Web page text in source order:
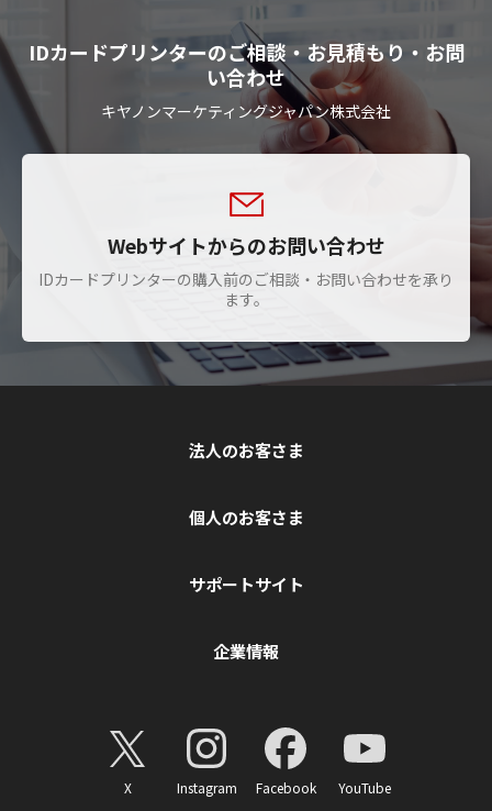
IDカードプリンターのご相談・お見積もり・お問
い合わせ
キヤノンマーケティングジャパン株式会社
Webサイトからのお問い合わせ
IDカードプリンターの購入前のご相談・お問い合わせを承り
ます。
法人のお客さま
個人のお客さま
サポートサイト
企業情報
X Instagram Facebook YouTube